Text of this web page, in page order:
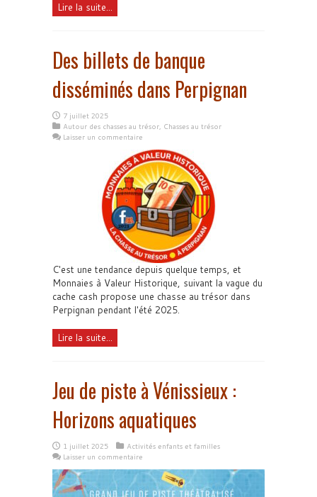
Lire la suite...
Des billets de banque
disséminés dans Perpignan
7 juillet 2025
Autour des chasses au trésor, Chasses au trésor
Laisser un commentaire
C'est une tendance depuis quelque temps, et
Monnaies à Valeur Historique, suivant la vague du
cache cash propose une chasse au trésor dans
Perpignan pendant l'été 2025.
Lire la suite...
Jeu de piste à Vénissieux :
Horizons aquatiques
1 juillet 2025
Activités enfants et familles
Laisser un commentaire